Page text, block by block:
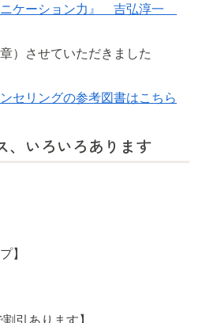
ニケーション力』 吉弘淳一
）させていただきました
セリングの参考図書はこちら
、いろいろあります
】
引あります】